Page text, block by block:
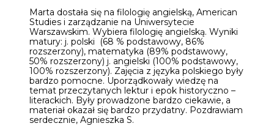
Marta dostała się na filologię angielską, American
Studies i zarządzanie na Uniwersytecie
Warszawskim. Wybiera filologię angielską. Wyniki
matury: j. polski (68 % podstawowy, 86%
rozszerzony), matematyka (89% podstawowy,
50% rozszerzony) j. angielski (100% podstawowy,
100% rozszerzony). Zajęcia z języka polskiego były
bardzo pomocne. Uporządkowały wiedzę na
temat przeczytanych lektur i epok historyczno –
literackich. Były prowadzone bardzo ciekawie, a
materiał okazał się bardzo przydatny. Pozdrawiam
serdecznie, Agnieszka S.